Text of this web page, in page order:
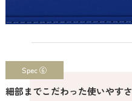
Spec ⑥
細部までこだわった使いやすさ